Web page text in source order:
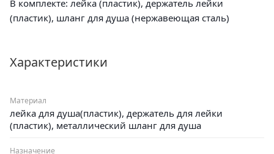
В комплекте: лейка (пластик), держатель лейки
(пластик), шланг для душа (нержавеющая сталь)
Характеристики
Материал
лейка для душа(пластик), держатель для лейки
(пластик), металлический шланг для душа
Назначение